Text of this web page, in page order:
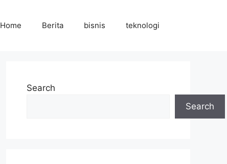
Home Berita bisnis teknologi
Search
Search